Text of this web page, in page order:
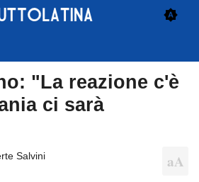
"La reazione c'è
ci sarà
Salvini